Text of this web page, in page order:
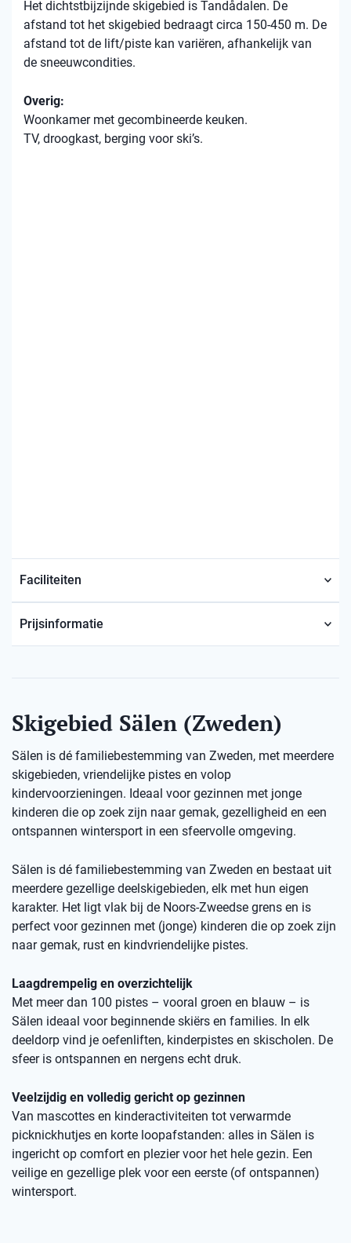
Het dichtstbijzijnde skigebied is Tandådalen. De
afstand tot het skigebied bedraagt ​​circa 150-450 m. De
afstand tot de lift/piste kan variëren, afhankelijk van
de sneeuwcondities.
Overig:
Woonkamer met gecombineerde keuken.
TV, droogkast, berging voor ski’s.
Faciliteiten
Prijsinformatie
Skigebied Sälen (Zweden)
Sälen is dé familiebestemming van Zweden, met meerdere
skigebieden, vriendelijke pistes en volop
kindervoorzieningen. Ideaal voor gezinnen met jonge
kinderen die op zoek zijn naar gemak, gezelligheid en een
ontspannen wintersport in een sfeervolle omgeving.
Sälen is dé familiebestemming van Zweden en bestaat uit
meerdere gezellige deelskigebieden, elk met hun eigen
karakter. Het ligt vlak bij de Noors-Zweedse grens en is
perfect voor gezinnen met (jonge) kinderen die op zoek zijn
naar gemak, rust en kindvriendelijke pistes.
Laagdrempelig en overzichtelijk
Met meer dan 100 pistes – vooral groen en blauw – is
Sälen ideaal voor beginnende skiërs en families. In elk
deeldorp vind je oefenliften, kinderpistes en skischolen. De
sfeer is ontspannen en nergens echt druk.
Veelzijdig en volledig gericht op gezinnen
Van mascottes en kinderactiviteiten tot verwarmde
picknickhutjes en korte loopafstanden: alles in Sälen is
ingericht op comfort en plezier voor het hele gezin. Een
veilige en gezellige plek voor een eerste (of ontspannen)
wintersport.